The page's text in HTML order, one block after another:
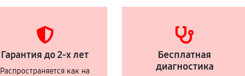
Гарантия до 2-х лет
Распространяется как на
Бесплатная
диагностика